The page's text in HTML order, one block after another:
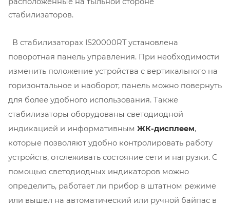
стабилизаторов.
В стабилизаторах IS20000RT установлена
поворотная панель управления. При необходимости
изменить положение устройства с вертикального на
горизонтальное и наоборот, панель можно повернуть
для более удобного использования. Также
стабилизаторы оборудованы светодиодной
индикацией и информативным ЖК-дисплеем,
которые позволяют удобно контролировать работу
устройств, отслеживать состояние сети и нагрузки. С
помощью светодиодных индикаторов можно
определить, работает ли прибор в штатном режиме
или вышел на автоматический или ручной байпас в